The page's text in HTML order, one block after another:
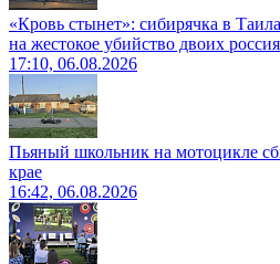
«Кровь стынет»: сибирячка в
на жестокое убийство двоих
17:10, 06.08.2026
Пьяный школьник на мотоцикле
крае
16:42, 06.08.2026